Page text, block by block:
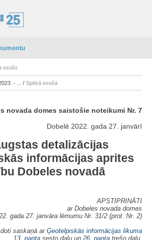
esošs
- ... / Spēkā esošā
novada domes saistošie noteikumi Nr. 7
Dobelē 2022. gada 27. janvārī
detalizācijas
informācijas aprites
Dobeles novadā
APSTIPRINĀTI
ar Dobeles novada domes
gada 27. janvāra lēmumu Nr. 31/2 (prot. Nr. 2)
saskaņā ar Ģeotelpiskās informācijas likuma
13. panta sesto daļu un 26. panta trešo daļu,